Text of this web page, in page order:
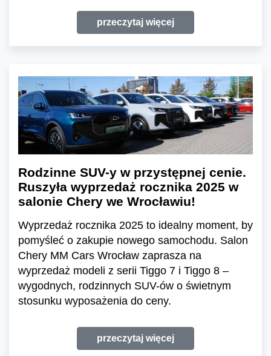
przeczytaj więcej
Rodzinne SUV-y w przystępnej cenie.
Ruszyła wyprzedaż rocznika 2025 w
salonie Chery we Wrocławiu!
Wyprzedaż rocznika 2025 to idealny moment, by
pomyśleć o zakupie nowego samochodu. Salon
Chery MM Cars Wrocław zaprasza na
wyprzedaż modeli z serii Tiggo 7 i Tiggo 8 –
wygodnych, rodzinnych SUV-ów o świetnym
stosunku wyposażenia do ceny.
przeczytaj więcej